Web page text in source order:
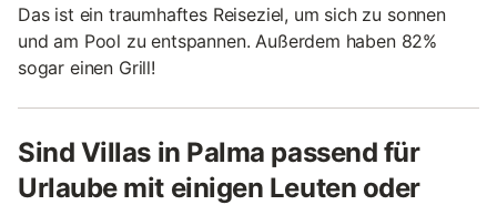
Das ist ein traumhaftes Reiseziel, um sich zu sonnen
und am Pool zu entspannen. Außerdem haben 82%
sogar einen Grill!
Sind Villas in Palma passend für
Urlaube mit einigen Leuten oder